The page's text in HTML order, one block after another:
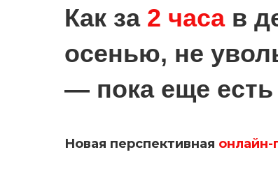
Как за 2 часав
осенью, не
— пока еще есть
Новая перспективная онлайн-